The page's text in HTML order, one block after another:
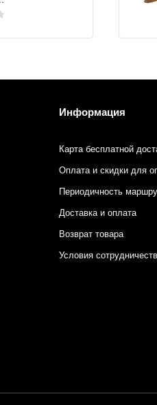
Информация
Карта бесплатной
Оплата и скидки для
Периодичность
Доставка и оплата
Возврат товара
Условия